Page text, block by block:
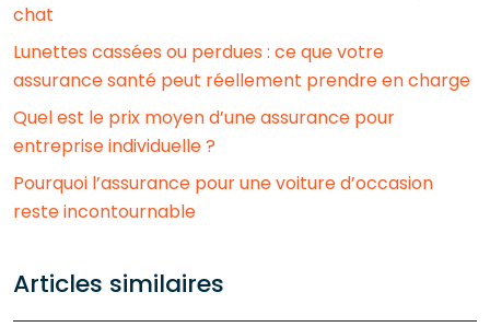
chat
Lunettes cassées ou perdues : ce que votre
assurance santé peut réellement prendre en charge
Quel est le prix moyen d’une assurance pour
entreprise individuelle ?
Pourquoi l’assurance pour une voiture d’occasion
reste incontournable
Articles similaires